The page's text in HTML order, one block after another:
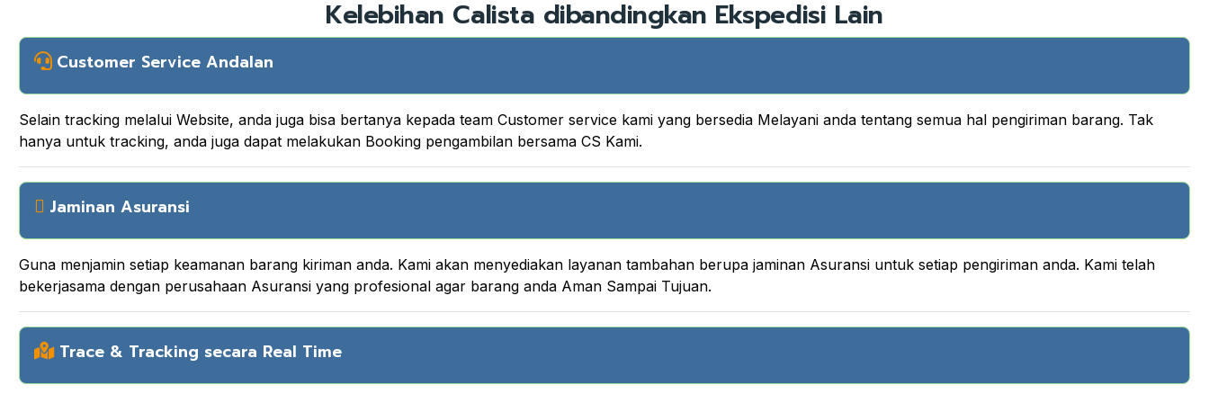
Kelebihan Calista dibandingkan Ekspedisi Lain
Customer Service Andalan
Selain tracking melalui Website, anda juga bisa bertanya kepada team Customer service kami yang bersedia Melayani anda tentang semua hal pengiriman barang. Tak
hanya untuk tracking, anda juga dapat melakukan Booking pengambilan bersama CS Kami.
Jaminan Asuransi
Guna menjamin setiap keamanan barang kiriman anda. Kami akan menyediakan layanan tambahan berupa jaminan Asuransi untuk setiap pengiriman anda. Kami telah
bekerjasama dengan perusahaan Asuransi yang profesional agar barang anda Aman Sampai Tujuan.
Trace & Tracking secara Real Time